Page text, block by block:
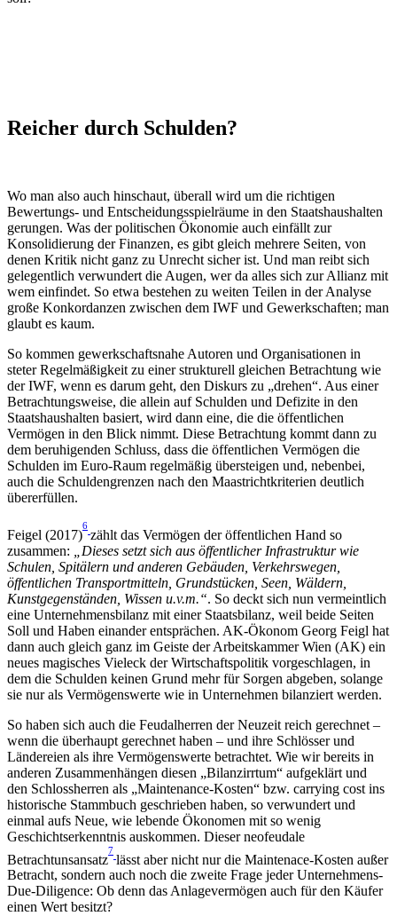
Reicher durch Schulden?
Wo man also auch hinschaut, überall wird um die richtigen
Bewertungs- und Entscheidungsspielräume in den Staatshaushalten
gerungen. Was der politischen Ökonomie auch einfällt zur
Konsolidierung der Finanzen, es gibt gleich mehrere Seiten, von
denen Kritik nicht ganz zu Unrecht sicher ist. Und man reibt sich
gelegentlich verwundert die Augen, wer da alles sich zur Allianz mit
wem einfindet. So etwa bestehen zu weiten Teilen in der Analyse
große Konkordanzen zwischen dem IWF und Gewerkschaften; man
glaubt es kaum.
So kommen gewerkschaftsnahe Autoren und Organisationen in
steter Regelmäßigkeit zu einer strukturell gleichen Betrachtung wie
der IWF, wenn es darum geht, den Diskurs zu „drehen“. Aus einer
Betrachtungsweise, die allein auf Schulden und Defizite in den
Staatshaushalten basiert, wird dann eine, die die öffentlichen
Vermögen in den Blick nimmt. Diese Betrachtung kommt dann zu
dem beruhigenden Schluss, dass die öffentlichen Vermögen die
Schulden im Euro-Raum regelmäßig übersteigen und, nebenbei,
auch die Schuldengrenzen nach den Maastrichtkriterien deutlich
übererfüllen.
Feigel (2017)
6
zählt das Vermögen der öffentlichen Hand so
zusammen:
„Dieses setzt sich aus öffentlicher Infrastruktur wie
Schulen, Spitälern und anderen Gebäuden, Verkehrswegen,
öffentlichen Transportmitteln, Grundstücken, Seen, Wäldern,
Kunstgegenständen, Wissen u.v.m.“. So deckt sich nun vermeintlich
eine Unternehmensbilanz mit einer Staatsbilanz, weil beide Seiten
Soll und Haben einander entsprächen. AK-Ökonom Georg Feigl hat
dann auch gleich ganz im Geiste der Arbeitskammer Wien (AK) ein
neues magisches Vieleck der Wirtschaftspolitik vorgeschlagen, in
dem die Schulden keinen Grund mehr für Sorgen abgeben, solange
sie nur als Vermögenswerte wie in Unternehmen bilanziert werden.
So haben sich auch die Feudalherren der Neuzeit reich gerechnet –
wenn die überhaupt gerechnet haben – und ihre Schlösser und
Ländereien als ihre Vermögenswerte betrachtet. Wie wir bereits in
anderen Zusammenhängen diesen „Bilanzirrtum“ aufgeklärt und
den Schlossherren als „Maintenance-Kosten“ bzw. carrying cost ins
historische Stammbuch geschrieben haben, so verwundert und
einmal aufs Neue, wie lebende Ökonomen mit so wenig
Geschichtserkenntnis auskommen. Dieser neofeudale
Betrachtunsansatz
7
lässt aber nicht nur die Maintenace-Kosten außer
Betracht, sondern auch noch die zweite Frage jeder Unternehmens-
Due-Diligence: Ob denn das Anlagevermögen auch für den Käufer
einen Wert besitzt?